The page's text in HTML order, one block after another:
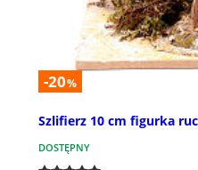
-20%
Szlifierz 10 cm figurka
DOSTĘPNY